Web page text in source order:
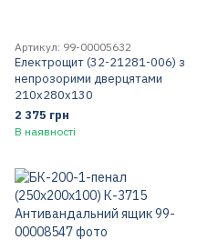
Артикул: 99-00005632
Електрощит (32-21281-006) з
непрозорими дверцятами
210х280х130
2 375 грн
В наявності